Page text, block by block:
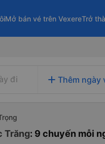
Mở bán vé trên VexereTrở
đi add Thêm ngày
Trăng: 9 chuyến mỗi